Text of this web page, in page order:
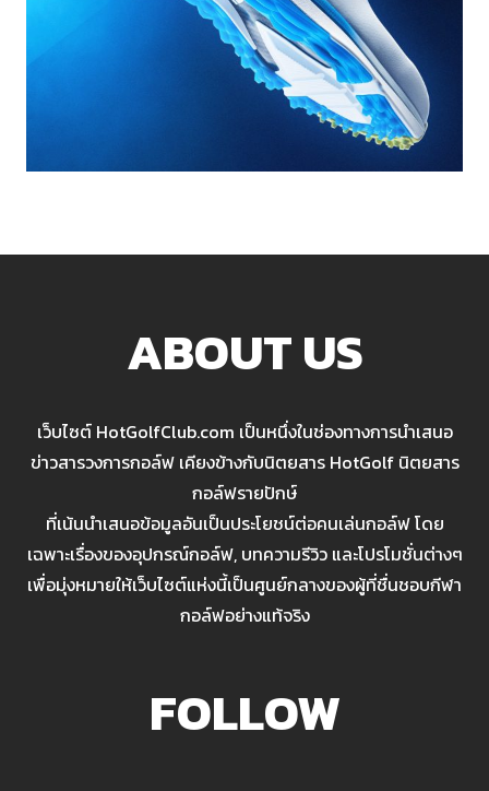
ABOUT US
เว็บไซต์ HotGolfClub.com เป็นหนึ่งในช่องทางการนำเสนอ
ข่าวสารวงการกอล์ฟ เคียงข้างกับนิตยสาร HotGolf นิตยสาร
กอล์ฟรายปักษ์
ที่เน้นนำเสนอข้อมูลอันเป็นประโยชน์ต่อคนเล่นกอล์ฟ โดย
เฉพาะเรื่องของอุปกรณ์กอล์ฟ, บทความรีวิว และโปรโมชั่นต่างๆ
เพื่อมุ่งหมายให้เว็บไซต์แห่งนี้เป็นศูนย์กลางของผู้ที่ชื่นชอบกีฬา
กอล์ฟอย่างแท้จริง
FOLLOW